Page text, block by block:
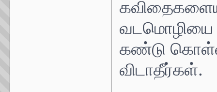
வடமொழியை
கண்டு
விடாதீர்கள்.